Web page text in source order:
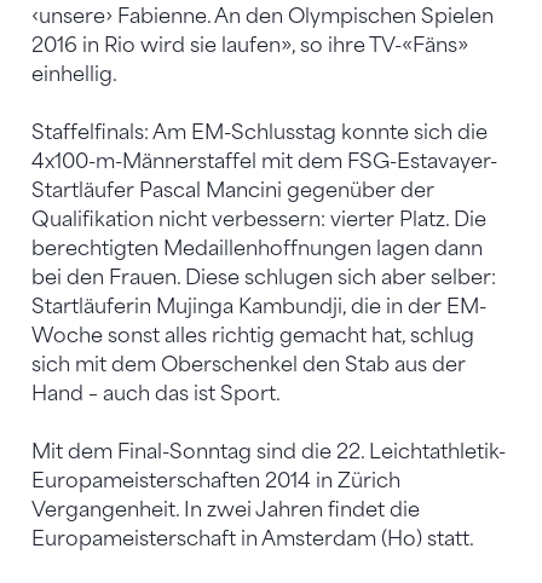
‹unsere› Fabienne. An den Olympischen Spielen
2016 in Rio wird sie laufen», so ihre TV-«Fäns»
einhellig.
Staffelfinals: Am EM-Schlusstag konnte sich die
4x100-m-Männerstaffel mit dem FSG-Estavayer-
Startläufer Pascal Mancini gegenüber der
Qualifikation nicht verbessern: vierter Platz. Die
berechtigten Medaillenhoffnungen lagen dann
bei den Frauen. Diese schlugen sich aber selber:
Startläuferin Mujinga Kambundji, die in der EM-
Woche sonst alles richtig gemacht hat, schlug
sich mit dem Oberschenkel den Stab aus der
Hand – auch das ist Sport.
Mit dem Final-Sonntag sind die 22. Leichtathletik-
Europameisterschaften 2014 in Zürich
Vergangenheit. In zwei Jahren findet die
Europameisterschaft in Amsterdam (Ho) statt.